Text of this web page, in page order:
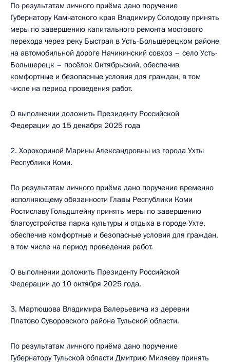
По результатам личного приёма дано поручение
Губернатору Камчатского края Владимиру Солодову принять
меры по завершению капитального ремонта мостового
перехода через реку Быстрая в Усть-Большерецком районе
на автомобильной дороге Начикинский совхоз – село Усть-
Большерецк – посёлок Октябрьский, обеспечив
комфортные и безопасные условия для граждан, в том
числе на период проведения работ.
О выполнении доложить Президенту Российской
Федерации до 15 декабря 2025 года
2. Хорохориной Марины Александровны из города Ухты
Республики Коми.
По результатам личного приёма дано поручение временно
исполняющему обязанности Главы Республики Коми
Ростиславу Гольдштейну принять меры по завершению
благоустройства парка культуры и отдыха в городе Ухте,
обеспечив комфортные и безопасные условия для граждан,
в том числе на период проведения работ.
О выполнении доложить Президенту Российской
Федерации до 10 октября 2025 года.
3. Мартюшова Владимира Валерьевича из деревни
Платово Суворовского района Тульской области.
По результатам личного приёма дано поручение
Губернатору Тульской области Дмитрию Миляеву принять